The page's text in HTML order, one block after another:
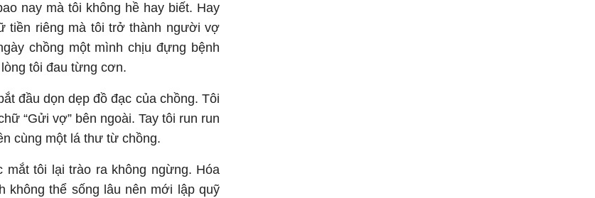
nay mà tôi không hề hay biết. Hay
tiền riêng mà tôi trở thành người vợ
chồng một mình chịu đựng bệnh
tôi đau từng cơn.
đầu dọn dẹp đồ đạc của chồng. Tôi
“Gửi vợ” bên ngoài. Tay tôi run run
cùng một lá thư từ chồng.
tôi lại trào ra không ngừng. Hóa
không thể sống lâu nên mới lập quỹ